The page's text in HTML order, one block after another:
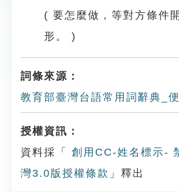
( 要怎麼做，等對方條件
形。 )
詞條來源：
教育部臺灣台語常用詞辭典_
授權資訊：
資料採「
創用CC-姓名標示-
灣3.0版授權條款 」釋出